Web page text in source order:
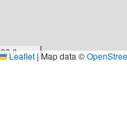
ft
Leaflet|Map data ©